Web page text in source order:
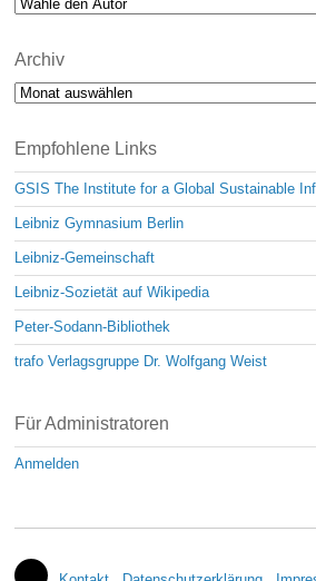
Archiv
Archiv
Empfohlene Links
GSIS The Institute for a Global Sustainable
Leibniz Gymnasium Berlin
Leibniz-Gemeinschaft
Leibniz-Sozietät auf Wikipedia
Peter-Sodann-Bibliothek
trafo Verlagsgruppe Dr. Wolfgang Weist
Für Administratoren
Anmelden